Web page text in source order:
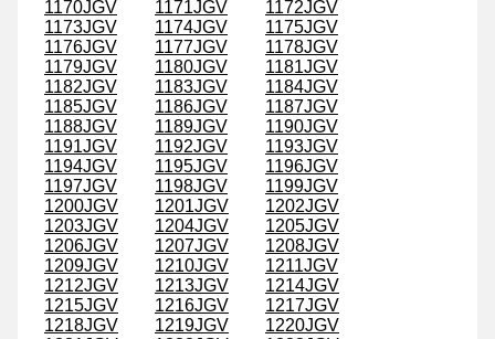
1170JGV
1171JGV
1172JGV
1173JGV
1174JGV
1175JGV
1176JGV
1177JGV
1178JGV
1179JGV
1180JGV
1181JGV
1182JGV
1183JGV
1184JGV
1185JGV
1186JGV
1187JGV
1188JGV
1189JGV
1190JGV
1191JGV
1192JGV
1193JGV
1194JGV
1195JGV
1196JGV
1197JGV
1198JGV
1199JGV
1200JGV
1201JGV
1202JGV
1203JGV
1204JGV
1205JGV
1206JGV
1207JGV
1208JGV
1209JGV
1210JGV
1211JGV
1212JGV
1213JGV
1214JGV
1215JGV
1216JGV
1217JGV
1218JGV
1219JGV
1220JGV